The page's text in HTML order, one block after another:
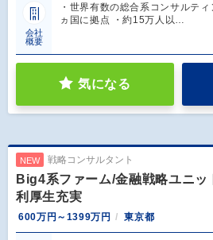
会社
概要
・世界有数の総合系コンサルテ
ヵ国に拠点 ・約15万人以…
気になる
NEW 戦略コンサルタント
Big4系ファーム/金融戦略ユニ
利厚生充実
600万円～1399万円 東京都